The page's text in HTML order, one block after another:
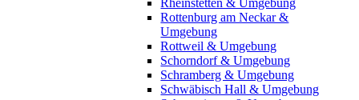
Rheinstetten & Umgebung
Rottenburg am Neckar &
Umgebung
Rottweil & Umgebung
Schorndorf & Umgebung
Schramberg & Umgebung
Schwäbisch Hall & Umgebung